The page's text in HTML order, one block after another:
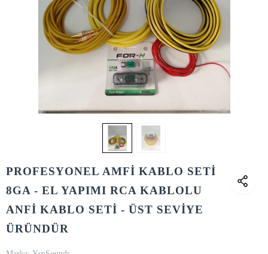
PROFESYONEL AMFİ KABLO SETİ
8GA - EL YAPIMI RCA KABLOLU
ANFİ KABLO SETİ - ÜST SEVİYE
ÜRÜNDÜR